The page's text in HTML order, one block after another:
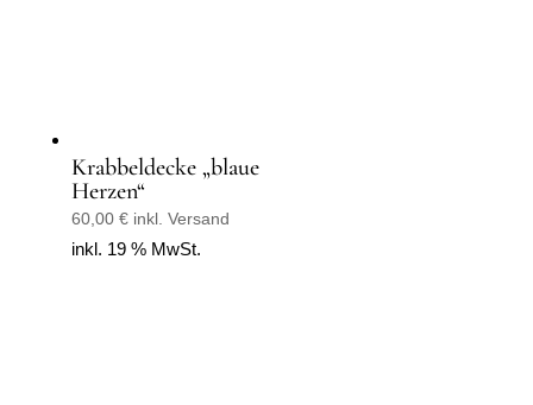
Krabbeldecke „blaue
Herzen“
60,00 € inkl. Versand
inkl. 19 % MwSt.